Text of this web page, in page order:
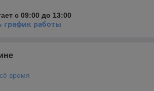
с 09:00 до 13:00
график работы
время